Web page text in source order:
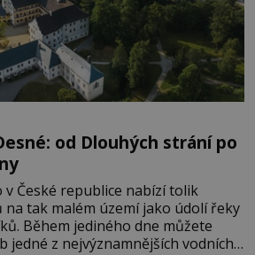
od Dlouhých strání po
v České republice nabízí tolik
tak malém území jako údolí řeky
Během jediného dne můžete
jedné z nejvýznamnějších vodních